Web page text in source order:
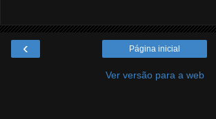
‹ Página inicial
Ver versão para a web